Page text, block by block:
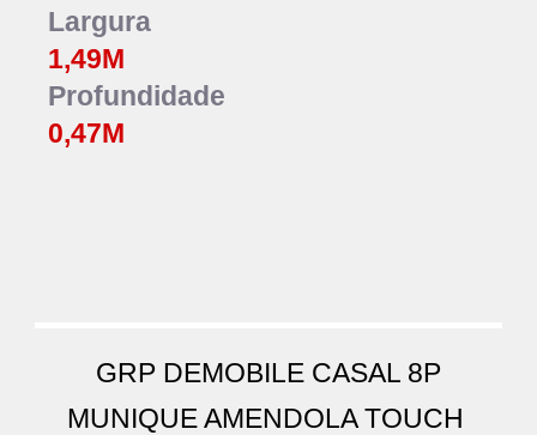
Largura
1,49M
Profundidade
0,47M
GRP DEMOBILE CASAL 8P
MUNIQUE AMENDOLA TOUCH